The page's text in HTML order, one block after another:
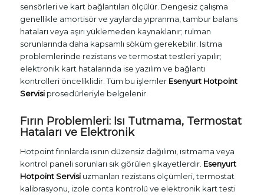
sensörleri ve kart bağlantıları ölçülür. Dengesiz çalışma
genellikle amortisör ve yaylarda yıpranma, tambur balans
hataları veya aşırı yüklemeden kaynaklanır; rulman
sorunlarında daha kapsamlı söküm gerekebilir. Isıtma
problemlerinde rezistans ve termostat testleri yapılır;
elektronik kart hatalarında ise yazılım ve bağlantı
kontrolleri önceliklidir. Tüm bu işlemler Esenyurt Hotpoint
Servisiprosedürleriyle belgelenir.
Fırın Problemleri: Isı Tutmama, Termostat
Hataları ve Elektronik
Hotpoint fırınlarda ısının düzensiz dağılımı, ısıtmama veya
kontrol paneli sorunları sık görülen şikayetlerdir. Esenyurt
Hotpoint Servisiuzmanları rezistans ölçümleri, termostat
kalibrasyonu, izole conta kontrolü ve elektronik kart testi